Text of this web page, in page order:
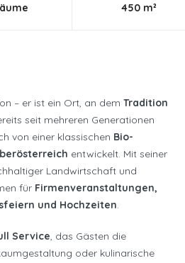
450 m²
– er ist ein Ort, an dem Tradition
seit mehreren Generationen
von einer klassischen Bio-
entwickelt. Mit seiner
Landwirtschaft und
für Firmenveranstaltungen,
und Hochzeiten.
Service, das Gästen die
oder kulinarische